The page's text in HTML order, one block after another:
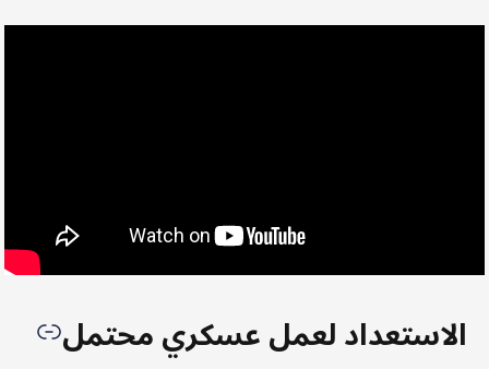
الاستعداد لعمل عسكري محتمل